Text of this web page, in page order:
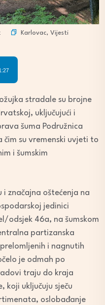
Karlovac, Vijesti
stradale su brojne
uključujući i
šuma Podružnica
čim su vremenski uvjeti to
i šumskim
značajna oštećenja na
jedinici
odsjek 46a, na šumskom
partizanska
i nagnutih
je odmah po
traju do kraja
koji uključuju sječu
oslobađanje